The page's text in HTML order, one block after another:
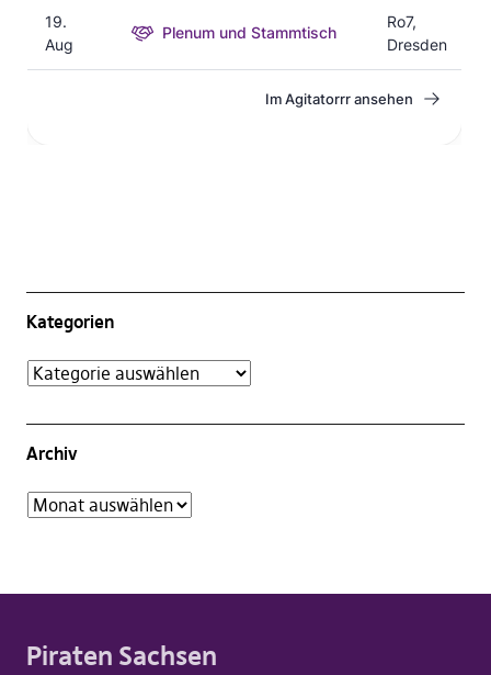
Kategorien
Archiv
Piraten Sachsen